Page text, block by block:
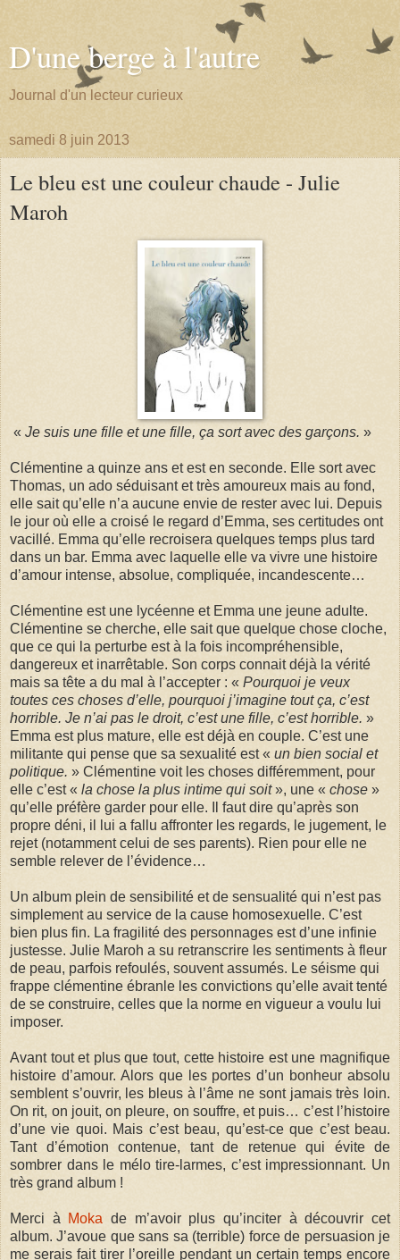
D'une berge à l'autre
Journal d'un lecteur curieux
samedi 8 juin 2013
Le bleu est une couleur chaude - Julie
Maroh
« Je suis une fille et une fille, ça sort avec des garçons. »
Clémentine a quinze ans et est en seconde. Elle sort avec
Thomas, un ado séduisant et très amoureux mais au fond,
elle sait qu’elle n’a aucune envie de rester avec lui. Depuis
le jour où elle a croisé le regard d’Emma, ses certitudes ont
vacillé. Emma qu’elle recroisera quelques temps plus tard
dans un bar. Emma avec laquelle elle va vivre une histoire
d’amour intense, absolue, compliquée, incandescente…
Clémentine est une lycéenne et Emma une jeune adulte.
Clémentine se cherche, elle sait que quelque chose cloche,
que ce qui la perturbe est à la fois incompréhensible,
dangereux et inarrêtable. Son corps connait déjà la vérité
mais sa tête a du mal à l’accepter : « Pourquoi je veux
toutes ces choses d’elle, pourquoi j’imagine tout ça, c’est
horrible. Je n’ai pas le droit, c’est une fille, c’est horrible. »
Emma est plus mature, elle est déjà en couple. C’est une
militante qui pense que sa sexualité est « un bien social et
politique. » Clémentine voit les choses différemment, pour
elle c’est « la chose la plus intime qui soit», une « chose »
qu’elle préfère garder pour elle. Il faut dire qu’après son
propre déni, il lui a fallu affronter les regards, le jugement, le
rejet (notamment celui de ses parents). Rien pour elle ne
semble relever de l’évidence…
Un album plein de sensibilité et de sensualité qui n’est pas
simplement au service de la cause homosexuelle. C’est
bien plus fin. La fragilité des personnages est d’une infinie
justesse. Julie Maroh a su retranscrire les sentiments à fleur
de peau, parfois refoulés, souvent assumés. Le séisme qui
frappe clémentine ébranle les convictions qu’elle avait tenté
de se construire, celles que la norme en vigueur a voulu lui
imposer.
Avant tout et plus que tout, cette histoire est une magnifique
histoire d’amour. Alors que les portes d’un bonheur absolu
semblent s’ouvrir, les bleus à l’âme ne sont jamais très loin.
On rit, on jouit, on pleure, on souffre, et puis… c’est l’histoire
d’une vie quoi. Mais c’est beau, qu’est-ce que c’est beau.
Tant d’émotion contenue, tant de retenue qui évite de
sombrer dans le mélo tire-larmes, c’est impressionnant. Un
très grand album !
Merci à Moka de m’avoir plus qu’inciter à découvrir cet
album. J’avoue que sans sa (terrible) force de persuasion je
me serais fait tirer l’oreille pendant un certain temps encore